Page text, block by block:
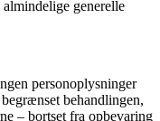
generelle
personoplysninger
behandlingen,
– bortset fra opbevaring